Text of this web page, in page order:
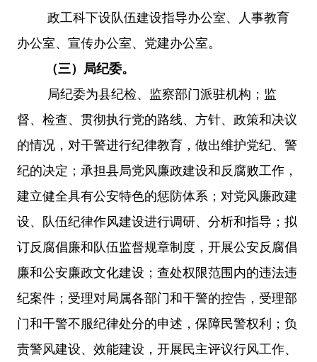
政工科下设队伍建设指导办公室、人事教育
办公室、宣传办公室、党建办公室。
（三）局纪委。
局纪委为县纪检、监察部门派驻机构；监
督、检查、贯彻执行党的路线、方针、政策和决议
的情况，对干警进行纪律教育，做出维护党纪、警
纪的决定；承担县局党风廉政建设和反腐败工作，
建立健全具有公安特色的惩防体系；对党风廉政建
设、队伍纪律作风建设进行调研、分析和指导；拟
订反腐倡廉和队伍监督规章制度，开展公安反腐倡
廉和公安廉政文化建设；查处权限范围内的违法违
纪案件；受理对局属各部门和干警的控告，受理部
门和干警不服纪律处分的申述，保障民警权利；负
责警风建设、效能建设，开展民主评议行风工作、